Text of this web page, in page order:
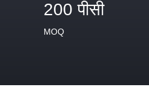
200 पीसी
MOQ